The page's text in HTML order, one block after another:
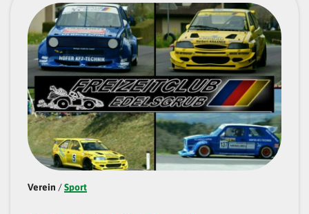
Verein /Sport